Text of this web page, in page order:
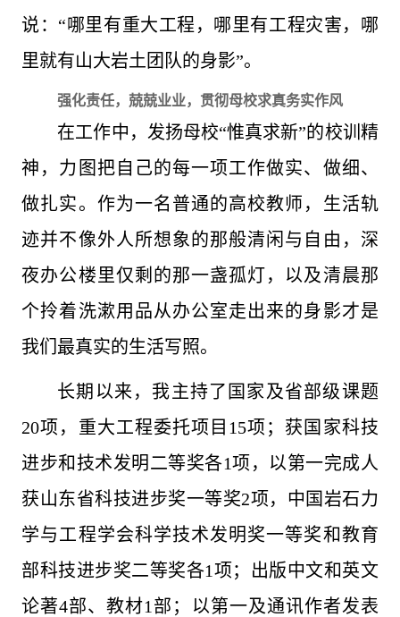
说：“哪里有重大工程，哪里有工程灾害，哪
里就有山大岩土团队的身影”。
强化责任，兢兢业业，贯彻母校求真务实作风
在工作中，发扬母校“惟真求新”的校训精
神，力图把自己的每一项工作做实、做细、
做扎实。作为一名普通的高校教师，生活轨
迹并不像外人所想象的那般清闲与自由，深
夜办公楼里仅剩的那一盏孤灯，以及清晨那
个拎着洗漱用品从办公室走出来的身影才是
我们最真实的生活写照。
长期以来，我主持了国家及省部级课题
20项，重大工程委托项目15项；获国家科技
进步和技术发明二等奖各1项，以第一完成人
获山东省科技进步奖一等奖2项，中国岩石力
学与工程学会科学技术发明奖一等奖和教育
部科技进步奖二等奖各1项；出版中文和英文
论著4部、教材1部；以第一及通讯作者发表